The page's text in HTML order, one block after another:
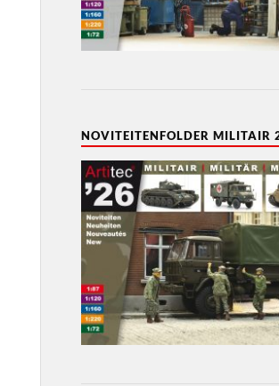
NOVITEITENFOLDER MILITAIR